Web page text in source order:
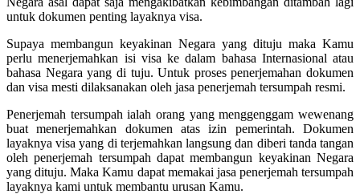
untuk dokumen penting layaknya visa.
Supaya membangun keyakinan Negara yang dituju maka Kamu
perlu menerjemahkan isi visa ke dalam bahasa Internasional atau
bahasa Negara yang di tuju. Untuk proses penerjemahan dokumen
dan visa mesti dilaksanakan oleh jasa penerjemah tersumpah resmi.
Penerjemah tersumpah ialah orang yang menggenggam wewenang
buat menerjemahkan dokumen atas izin pemerintah. Dokumen
layaknya visa yang di terjemahkan langsung dan diberi tanda tangan
oleh penerjemah tersumpah dapat membangun keyakinan Negara
yang dituju. Maka Kamu dapat memakai jasa penerjemah tersumpah
layaknya kami untuk membantu urusan Kamu.